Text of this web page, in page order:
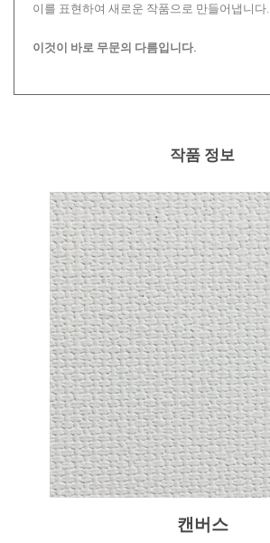
이를 표현하여 새로운 작품으로 만들어냅니다.
이것이 바로 무문의 다름입니다.
작품 정보
캔버스